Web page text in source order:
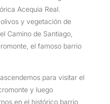
Acequia Real.
y vegetación de
Camino de Santiago,
el famoso barrio
para visitar el
y luego
en el histórico barrio